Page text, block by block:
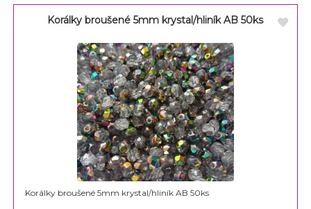
Korálky broušené 5mm krystal/hliník AB 50ks
Korálky broušené 5mm krystal/hliník AB 50ks